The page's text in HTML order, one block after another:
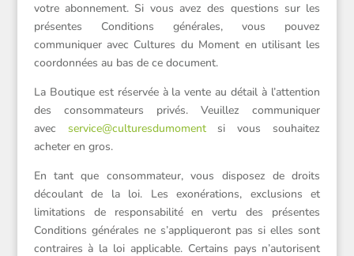
votre abonnement. Si vous avez des questions sur les
présentes Conditions générales, vous pouvez
communiquer avec Cultures du Moment en utilisant les
coordonnées au bas de ce document.
La Boutique est réservée à la vente au détail à l’attention
des consommateurs privés. Veuillez communiquer
avec service@culturesdumomentsi vous souhaitez
acheter en gros.
En tant que consommateur, vous disposez de droits
découlant de la loi. Les exonérations, exclusions et
limitations de responsabilité en vertu des présentes
Conditions générales ne s’appliqueront pas si elles sont
contraires à la loi applicable. Certains pays n’autorisent